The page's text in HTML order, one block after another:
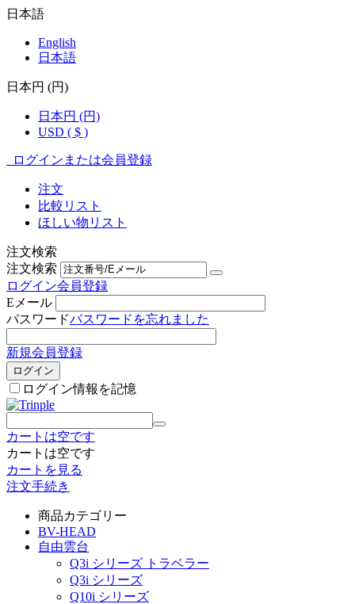
日本語
English
日本語
日本円 (円)
日本円 (円)
USD ( $ )
ログインまたは会員登録
注文
比較リスト
ほしい物リスト
注文検索
注文検索
ログイン会員登録
Eメール
パスワードパスワードを忘れました
新規会員登録
ログイン
ログイン情報を記憶
カートは空です
カートは空です
カートを見る
注文手続き
商品カテゴリー
BV-HEAD
自由雲台
Q3i シリーズ トラベラー
Q3i シリーズ
Q10i シリーズ